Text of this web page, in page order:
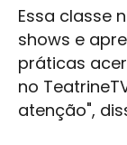
Essa classe
shows e
práticas
no
atenção",